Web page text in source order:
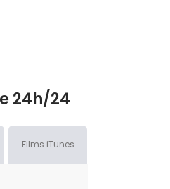
24h/24
Films iTunes